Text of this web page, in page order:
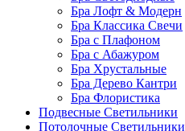
Бра Лофт & Модерн
Бра Классика Свечи
Бра с Плафоном
Бра с Абажуром
Бра Хрустальные
Бра Дерево Кантри
Бра Флористика
Подвесные Светильники
Потолочные Светильники